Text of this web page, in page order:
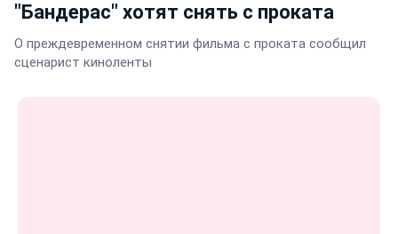
"Бандерас" хотят снять с проката
О преждевременном снятии фильма с проката сообщил
сценарист киноленты